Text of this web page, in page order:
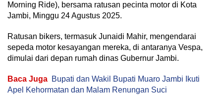
Morning Ride), bersama ratusan pecinta motor di Kota
Jambi, Minggu 24 Agustus 2025.
Ratusan bikers, termasuk Junaidi Mahir, mengendarai
sepeda motor kesayangan mereka, di antaranya Vespa,
dimulai dari depan rumah dinas Gubernur Jambi.
Baca Juga Bupati dan Wakil Bupati Muaro Jambi Ikuti
Apel Kehormatan dan Malam Renungan Suci